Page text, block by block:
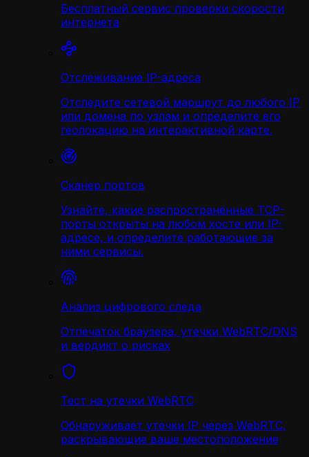
Бесплатный сервис проверки скорости
интернета
Отслеживание IP-адреса
Отследите сетевой маршрут до любого IP
или домена по узлам и определите его
геолокацию на интерактивной карте.
Сканер портов
Узнайте, какие распространённые TCP-
порты открыты на любом хосте или IP-
адресе, и определите работающие за
ними сервисы.
Анализ цифрового следа
Отпечаток браузера, утечки WebRTC/DNS
и вердикт о рисках
Тест на утечки WebRTC
Обнаруживает утечки IP через WebRTC,
раскрывающие ваше местоположение